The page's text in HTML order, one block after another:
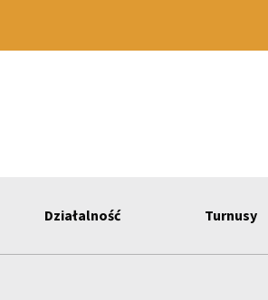
Działalność Turnusy